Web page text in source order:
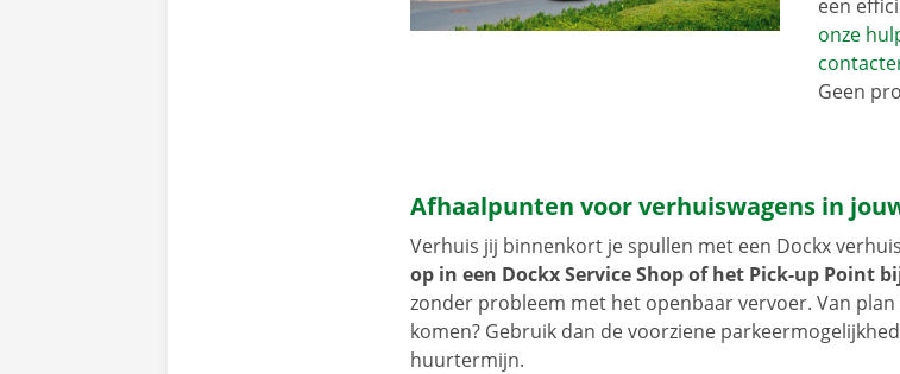
een
onze
Geen
Afhaalpunten voor verhuiswagens in
Verhuis jij binnenkort je spullen met een Dockx
op in een Dockx Service Shop of het Pick-up Point
zonder probleem met het openbaar vervoer. Van
komen? Gebruik dan de voorziene
huurtermijn.